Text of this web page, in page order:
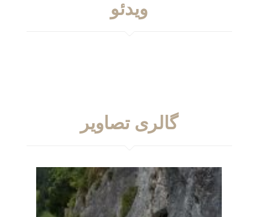
ویدئو
گالری تصاویر